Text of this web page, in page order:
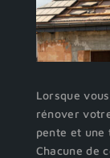
Lorsque
rénover
pente et
Chacune de